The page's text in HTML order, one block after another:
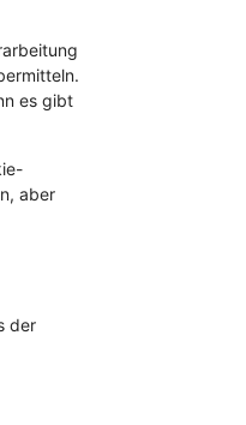
es gibt
aber
der